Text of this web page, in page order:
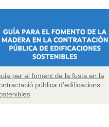
per al foment de la fusta en la
pública d’edificacions